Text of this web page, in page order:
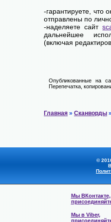
-гарантируете, что
отправлены по
-наделяете сайт
дальнейшее
(включая
Опубликованные на
Перепечатка,
Главная » Сканворды
©
Мы ВКонтакте,
Мы в Viber,